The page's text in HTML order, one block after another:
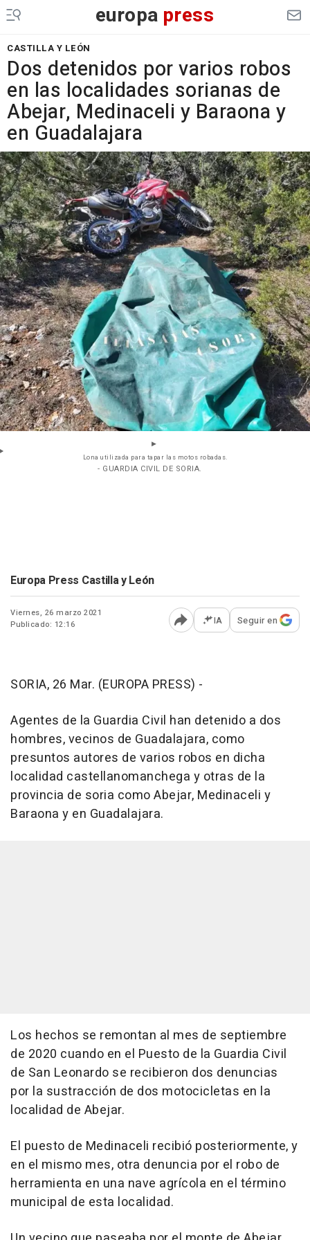
europa press
CASTILLA Y LEÓN
Dos detenidos por varios robos
en las localidades sorianas de
Abejar, Medinaceli y Baraona y
en Guadalajara
Lona utilizada para tapar las motos robadas.
- GUARDIA CIVIL DE SORIA.
Europa Press Castilla y León
Viernes, 26 marzo 2021
Publicado: 12:16
Abrir opciones para
IA Seguir en
SORIA, 26 Mar. (EUROPA PRESS) -
Agentes de la Guardia Civil han detenido a dos
hombres, vecinos de Guadalajara, como
presuntos autores de varios robos en dicha
localidad castellanomanchega y otras de la
provincia de soria como Abejar, Medinaceli y
Baraona y en Guadalajara.
Los hechos se remontan al mes de septiembre
de 2020 cuando en el Puesto de la Guardia Civil
de San Leonardo se recibieron dos denuncias
por la sustracción de dos motocicletas en la
localidad de Abejar.
El puesto de Medinaceli recibió posteriormente, y
en el mismo mes, otra denuncia por el robo de
herramienta en una nave agrícola en el término
municipal de esta localidad.